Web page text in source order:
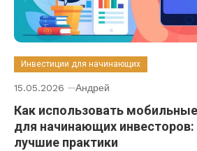
Инвестиции для начинающих
15.05.2026 Андрей
Как использовать
для начинающих
лучшие практики